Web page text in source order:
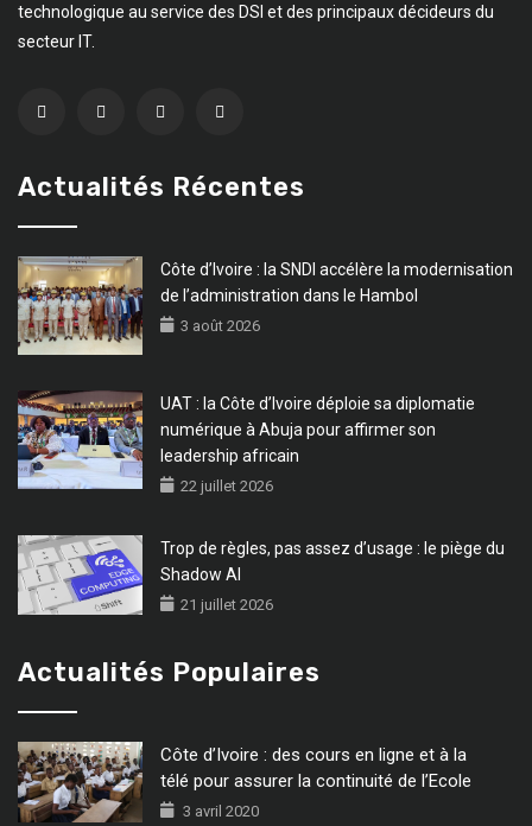
technologique au service des DSI et des principaux décideurs du
secteur IT.
Actualités Récentes
Côte d’Ivoire : la SNDI accélère la modernisation
de l’administration dans le Hambol
3 août 2026
UAT : la Côte d’Ivoire déploie sa diplomatie
numérique à Abuja pour affirmer son
leadership africain
22 juillet 2026
Trop de règles, pas assez d’usage : le piège du
Shadow AI
21 juillet 2026
Actualités Populaires
Côte d’Ivoire : des cours en ligne et à la
télé pour assurer la continuité de l’Ecole
3 avril 2020